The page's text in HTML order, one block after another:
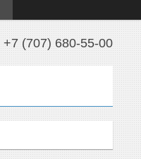
+7 (707) 680-55-00